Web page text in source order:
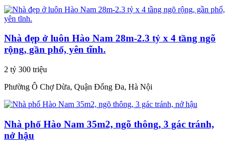
Nhà đẹp ở luôn Hào Nam 28m-2.3 tỷ x 4 tầng ngõ
rộng, gần phố, yên tĩnh.
2 tỷ 300 triệu
Phường Ô Chợ Dừa, Quận Đống Đa, Hà Nội
Nhà phố Hào Nam 35m2, ngõ thông, 3 gác tránh,
nở hậu